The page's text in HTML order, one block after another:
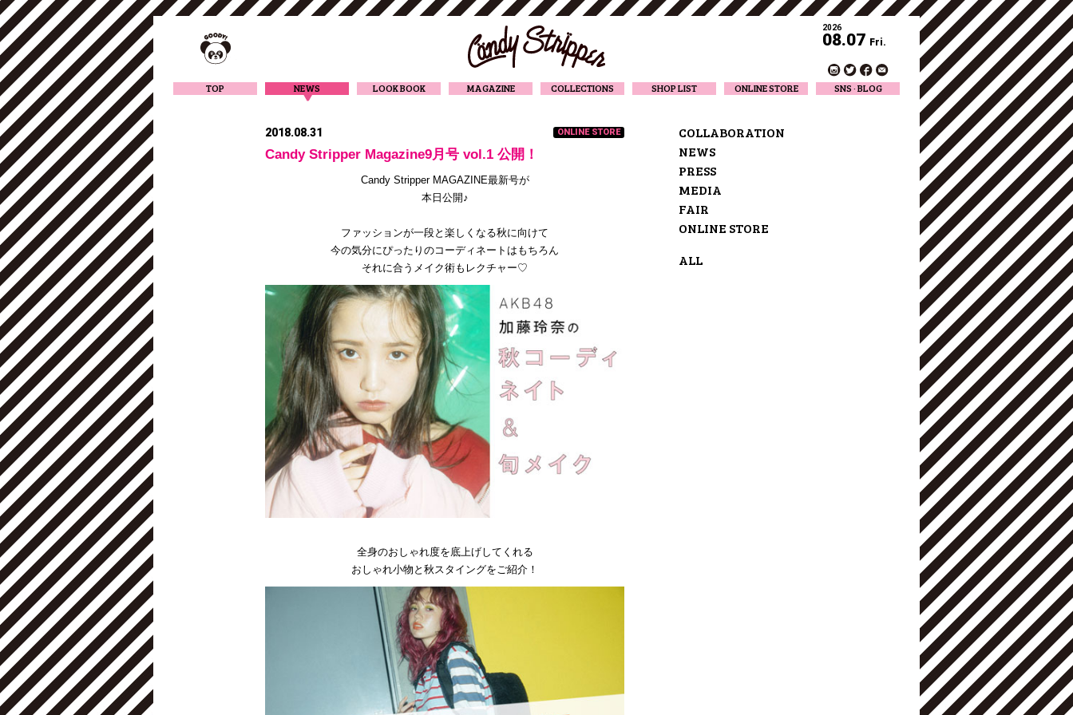
2026
08.07 Fri.
TOP NEWS LOOK BOOK MAGAZINE COLLECTIONS SHOP LIST ONLINE STORE SNS · BLOG
2018.08.31 ONLINE STORE
Candy Stripper Magazine9月号 vol.1 公開！
Candy Stripper MAGAZINE最新号が
本日公開♪
ファッションが一段と楽しくなる秋に向けて
今の気分にぴったりのコーディネートはもちろん
それに合うメイク術もレクチャー♡
全身のおしゃれ度を底上げしてくれる
おしゃれ小物と秋スタイングをご紹介！
COLLABORATION
NEWS
PRESS
MEDIA
FAIR
ONLINE STORE
ALL